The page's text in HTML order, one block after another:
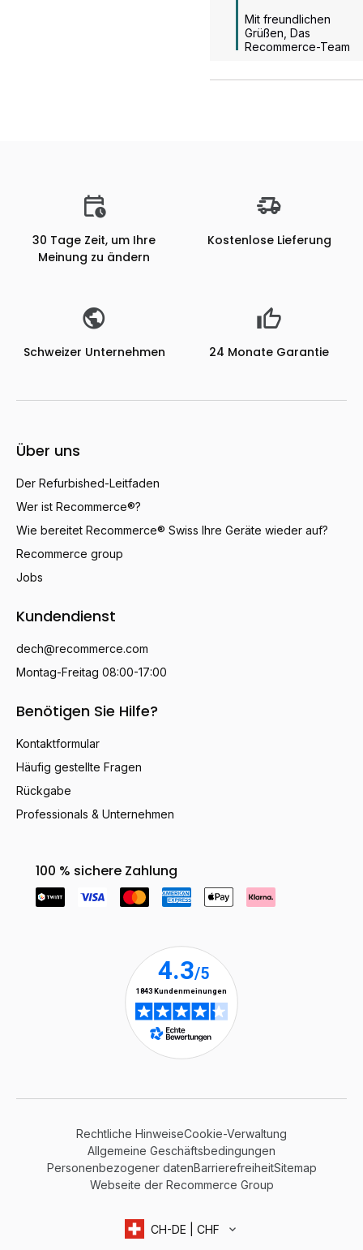
Mit freundlichen
Grüßen, Das
Recommerce-Team
30 Tage Zeit, um Ihre
Meinung zu ändern
Kostenlose Lieferung
Schweizer Unternehmen 24 Monate Garantie
Über uns
Der Refurbished-Leitfaden
Wer ist Recommerce®?
Wie bereitet Recommerce® Swiss Ihre Geräte wieder auf?
Recommerce group
Jobs
Kundendienst
dech@recommerce.com
Montag-Freitag 08:00-17:00
Benötigen Sie Hilfe?
Kontaktformular
Häufig gestellte Fragen
Rückgabe
Professionals & Unternehmen
100 % sichere Zahlung
Rechtliche HinweiseCookie-Verwaltung
Allgemeine Geschäftsbedingungen
Personenbezogener datenBarrierefreiheitSitemap
Webseite der Recommerce Group
CH-DE | CHF